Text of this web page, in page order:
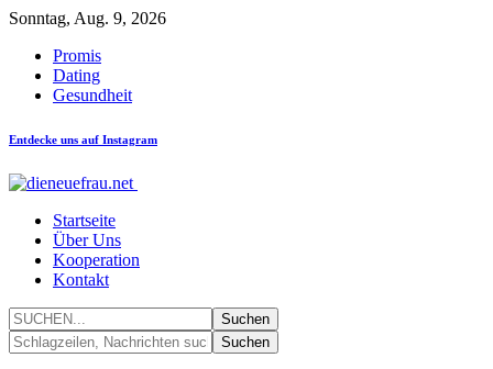
Sonntag, Aug. 9, 2026
Promis
Dating
Gesundheit
Entdecke uns auf Instagram
Startseite
Über Uns
Kooperation
Kontakt